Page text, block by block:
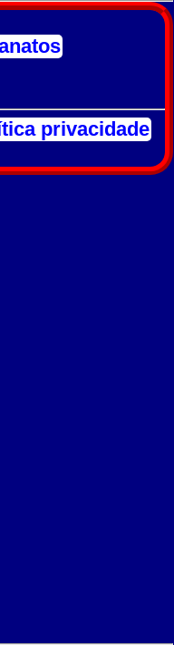
privacidade